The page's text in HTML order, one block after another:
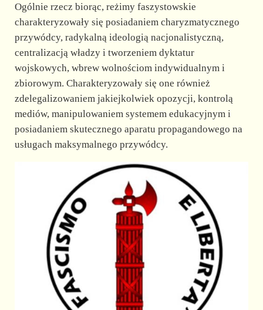
Ogólnie rzecz biorąc, reżimy faszystowskie
charakteryzowały się posiadaniem charyzmatycznego
przywódcy, radykalną ideologią nacjonalistyczną,
centralizacją władzy i tworzeniem dyktatur
wojskowych, wbrew wolnościom indywidualnym i
zbiorowym. Charakteryzowały się one również
zdelegalizowaniem jakiejkolwiek opozycji, kontrolą
mediów, manipulowaniem systemem edukacyjnym i
posiadaniem skutecznego aparatu propagandowego na
usługach maksymalnego przywódcy.